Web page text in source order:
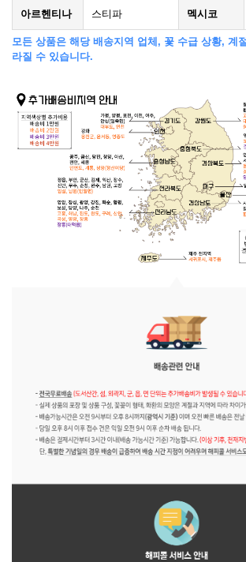
아르헨티나 스티파 멕시코
모든 상품은 해당 배송지역 업체, 꽃 수급 상황, 계
라질 수 있습니다.